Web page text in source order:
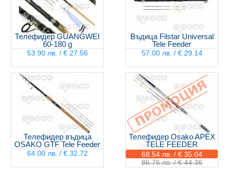
Телефидер GUANGWEI
60-180 g
53.90 лв. / € 27.56
Въдица Filstar Universal
Tele Feeder
57.00 лв. / € 29.14
Телефидер въдица
OSAKO GTF Tele Feeder
64.00 лв. / € 32.72
Телефидер Osako APEX
TELE FEEDER
68.54 лв. / € 35.04
86.76 лв. / € 44.36